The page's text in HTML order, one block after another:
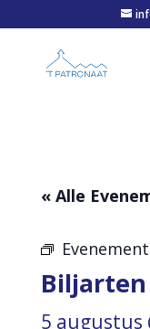
« Alle
Biljarten
5 augustus